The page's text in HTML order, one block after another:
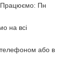
Пн
на всі
телефоном або в